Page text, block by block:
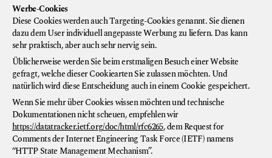
Werbe-Cookies
Diese Cookies werden auch Targeting-Cookies genannt. Sie dienen
dazu dem User individuell angepasste Werbung zu liefern. Das kann
sehr praktisch, aber auch sehr nervig sein.
Üblicherweise werden Sie beim erstmaligen Besuch einer Website
gefragt, welche dieser Cookiearten Sie zulassen möchten. Und
natürlich wird diese Entscheidung auch in einem Cookie gespeichert.
Wenn Sie mehr über Cookies wissen möchten und technische
Dokumentationen nicht scheuen, empfehlen wir
https://datatracker.ietf.org/doc/html/rfc6265, dem Request for
Comments der Internet Engineering Task Force (IETF) namens
“HTTP State Management Mechanism”.